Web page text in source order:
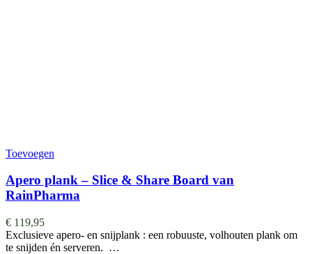
Toevoegen
Apero plank – Slice & Share Board van
RainPharma
€ 119,95
Exclusieve apero- en snijplank : een robuuste, volhouten plank om
te snijden én serveren. …